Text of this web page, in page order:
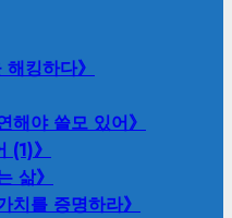
킹하다》
해야 쓸모 있어》
(1)》
삶》
치를 증명하라》